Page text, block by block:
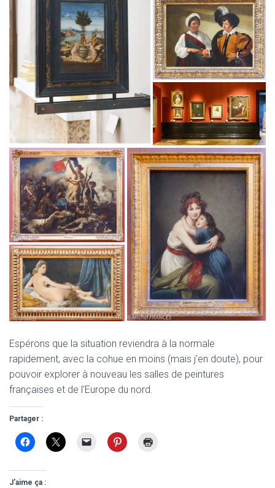
Espérons que la situation reviendra à la normale
rapidement, avec la cohue en moins (mais j’en doute), pour
pouvoir explorer à nouveau les salles de peintures
françaises et de l’Europe du nord.
Partager :
J’aime ça :